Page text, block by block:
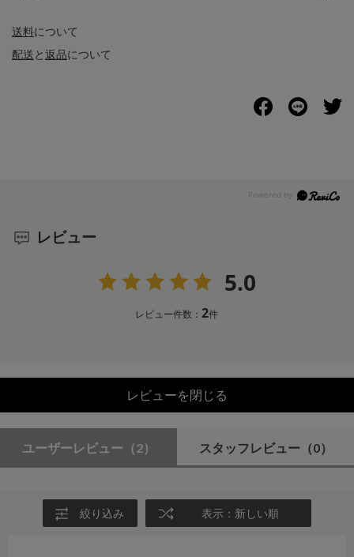
送料について
配送と返品について
レビュー
5.0
レビュー件数：2件
レビューを閉じる
ユーザーレビュー （2） スタッフレビュー （0）
絞り込み 表示：新しい順